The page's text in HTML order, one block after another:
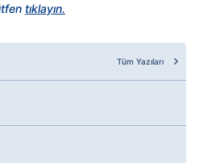
tıklayın.
Tüm Yazıları